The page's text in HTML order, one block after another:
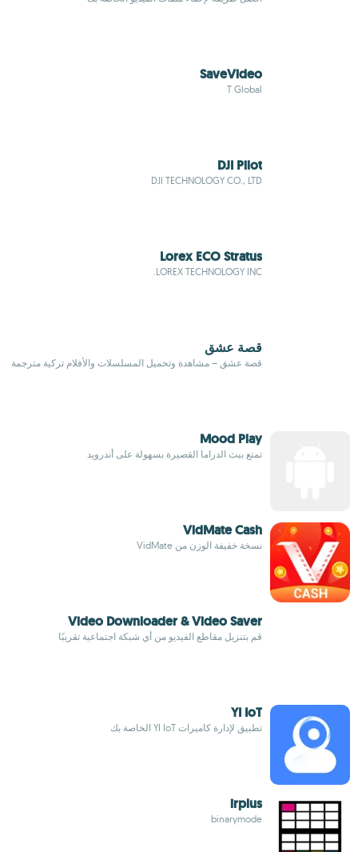
SaveVideo
T Global
DJI Pilot
DJI TECHNOLOGY CO., LTD
Lorex ECO Stratus
LOREX TECHNOLOGY INC.
قصة عشق
قصة عشق – مشاهدة وتحميل المسلسلات والأفلام تركية مترجمة
Mood Play
تمتع ببث الدراما القصيرة بسهولة على أندرويد
VidMate Cash
نسخة خفيفة الوزن من VidMate
Video Downloader & Video Saver
قم بتنزيل مقاطع الفيديو من أي شبكة اجتماعية تقريبًا
YI IoT
تطبيق لإدارة كاميرات YI IoT الخاصة بك
irplus
binarymode